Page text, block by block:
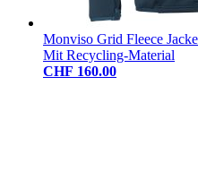
Monviso Grid Fleece
Mit Recycling-Material
CHF 160.00